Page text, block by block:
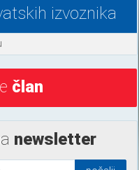
izvoznika
član
newsletter